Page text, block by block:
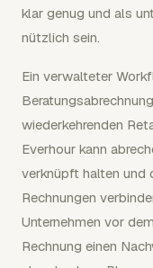
klar genug und als
nützlich sein.
Ein verwalteter
wiederkehrenden
Everhour kann
verknüpft halten und
Rechnungen
Unternehmen vor
Rechnung einen